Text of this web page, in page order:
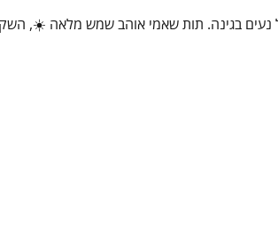
נעים בגינה. תות שאמי אוהב שמש מלאה ☀️,